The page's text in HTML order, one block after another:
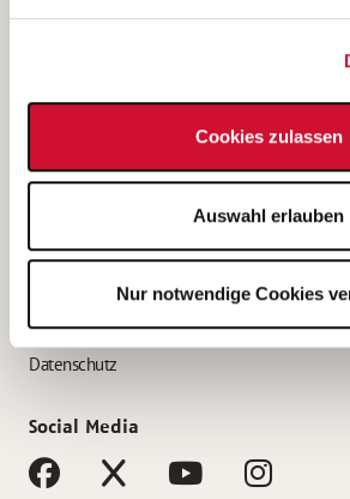
Cookies zulassen
Auswahl erlauben
Nur notwendige Cookies
Bewerbung als Altenpflegehelfer*in
Bewerbung als Erzieher*in
AWO Gliederungen nach Bundesland
Impressum
Datenschutz
Social Media